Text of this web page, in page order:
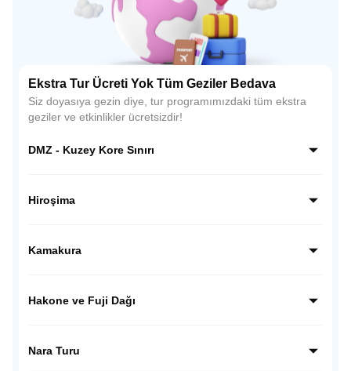
Ekstra Tur Ücreti Yok Tüm Geziler Bedava
Siz doyasıya gezin diye, tur programımızdaki tüm ekstra
geziler ve etkinlikler ücretsizdir!
DMZ - Kuzey Kore Sınırı
bölgelerinden biri olan DMZ’de rehber eşliğinde özel bir
hikâyesine tanıklık ediyoruz.
Hiroşima
Anıtı Parkı ve Atom Bombası Kubbesi’ni ziyaret ederek
Kamakura
ziyaretimiz sonrası Japon inanışında çok önemli yer tutan
Hakone ve Fuji Dağı
gezeceğiz. Fuji Dağı’nın etekleri olan 5. istasyon olarak
Nara Turu